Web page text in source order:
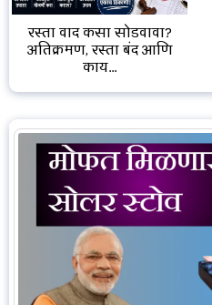
रस्ता वाद कसा सोडवावा?
अतिक्रमण, रस्ता बंद आणि
काय...